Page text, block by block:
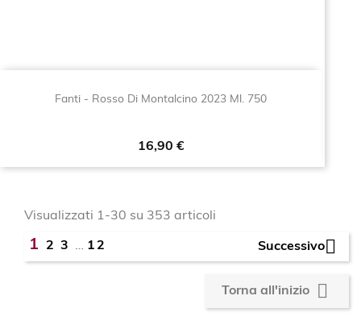
Fanti - Rosso Di Montalcino 2023 Ml. 750
Prezzo
16,90 €
Visualizzati 1-30 su 353 articoli
1 2 3 … 12 Successivo
Torna all'inizio 